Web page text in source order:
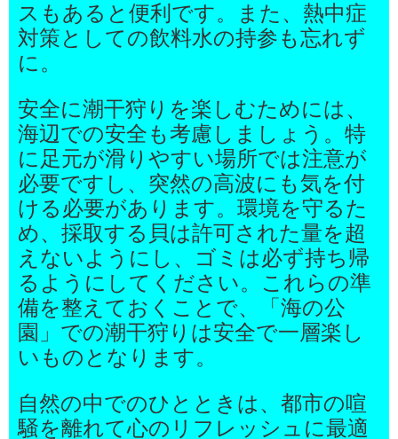
スもあると便利です。また、熱中症
対策としての飲料水の持参も忘れず
に。
安全に潮干狩りを楽しむためには、
海辺での安全も考慮しましょう。特
に足元が滑りやすい場所では注意が
必要ですし、突然の高波にも気を付
ける必要があります。環境を守るた
め、採取する貝は許可された量を超
えないようにし、ゴミは必ず持ち帰
るようにしてください。これらの準
備を整えておくことで、「海の公
園」での潮干狩りは安全で一層楽し
いものとなります。
自然の中でのひとときは、都市の喧
騒を離れて心のリフレッシュに最適